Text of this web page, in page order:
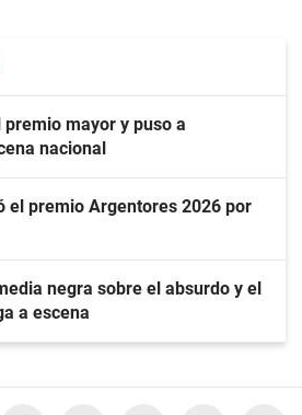
premio mayor y puso a
nacional
el premio Argentores 2026 por
negra sobre el absurdo y el
a escena